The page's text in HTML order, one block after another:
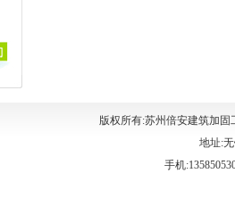
版权所有:苏州倍安建筑加
地址:
手机